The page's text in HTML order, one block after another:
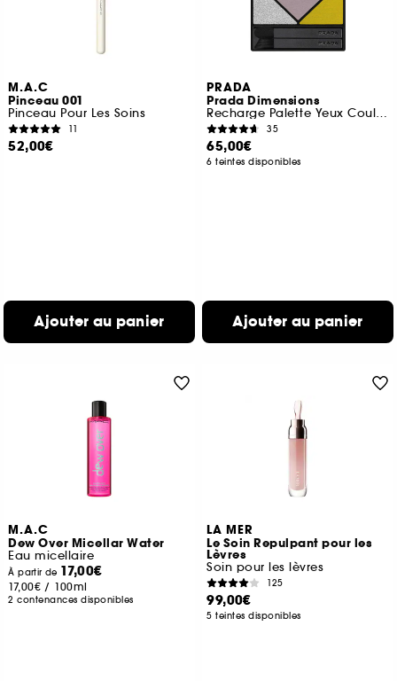
M.A.C
Pinceau 001
Pinceau Pour Les Soins
11
52,00€
Ajouter au panier
PRADA
Prada Dimensions
Recharge Palette Yeux Couleur Intense Longue Tenue
35
65,00€
6 teintes disponibles
Ajouter au panier
M.A.C
Dew Over Micellar Water
Eau micellaire
À partir de 17,00€
17,00€ / 100ml
2 contenances disponibles
LA MER
Le Soin Repulpant pour les
Lèvres
Soin pour les lèvres
125
99,00€
5 teintes disponibles